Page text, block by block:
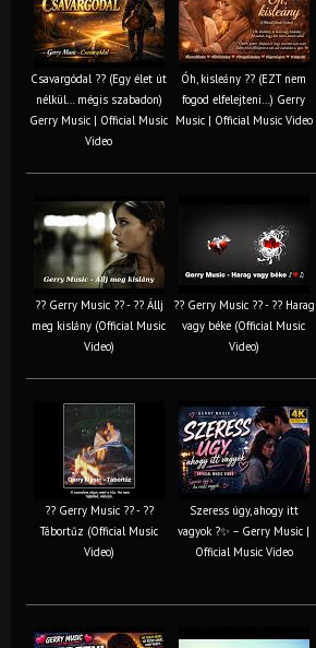
Csavargódal ?? (Egy élet út
nélkül… mégis szabadon)
Gerry Music | Official Music
Video
Óh, kisleány ?? (EZT nem
fogod elfelejteni…) Gerry
Music | Official Music Video
?? Gerry Music ?? - ?? Állj
meg kislány (Official Music
Video)
?? Gerry Music ?? - ?? Harag
vagy béke (Official Music
Video)
?? Gerry Music ?? - ??
Tábortűz (Official Music
Video)
Szeress úgy, ahogy itt
vagyok ?✨ – Gerry Music |
Official Music Video